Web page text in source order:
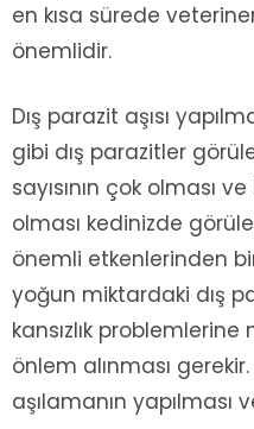
en kısa sürede
önemlidir.
Dış parazit aşısı
gibi dış parazitler
sayısının çok olması
olması kedinizde
önemli etkenlerinden
yoğun miktardaki dış
kansızlık
önlem alınması
aşılamanın yapılması